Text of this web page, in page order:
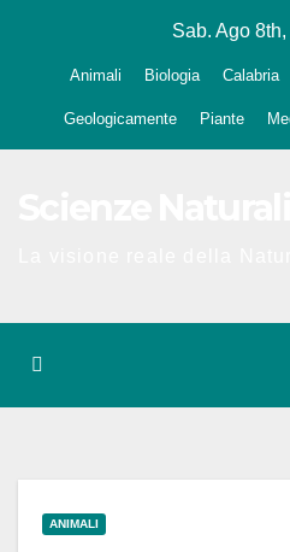
Sab. Ago
Animali Biologia Calabria
Geologicamente Piante
ANIMALI